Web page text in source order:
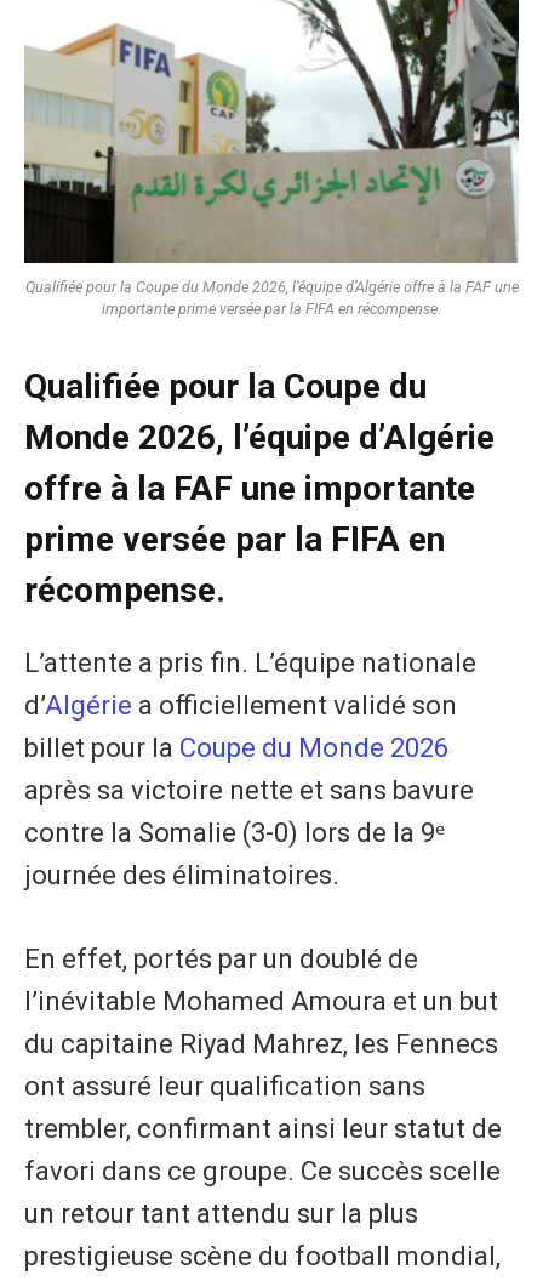
Qualifiée pour la Coupe du Monde 2026, l’équipe d’Algérie offre à la FAF une
importante prime versée par la FIFA en récompense.
Qualifiée pour la Coupe du
Monde 2026, l’équipe d’Algérie
offre à la FAF une importante
prime versée par la FIFA en
récompense.
L’attente a pris fin. L’équipe nationale
d’Algérie a officiellement validé son
billet pour la Coupe du Monde 2026
après sa victoire nette et sans bavure
contre la Somalie (3-0) lors de la 9ᵉ
journée des éliminatoires.
En effet, portés par un doublé de
l’inévitable Mohamed Amoura et un but
du capitaine Riyad Mahrez, les Fennecs
ont assuré leur qualification sans
trembler, confirmant ainsi leur statut de
favori dans ce groupe. Ce succès scelle
un retour tant attendu sur la plus
prestigieuse scène du football mondial,